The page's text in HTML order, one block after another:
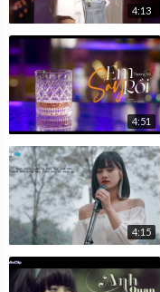
4:13
4:51
4:15